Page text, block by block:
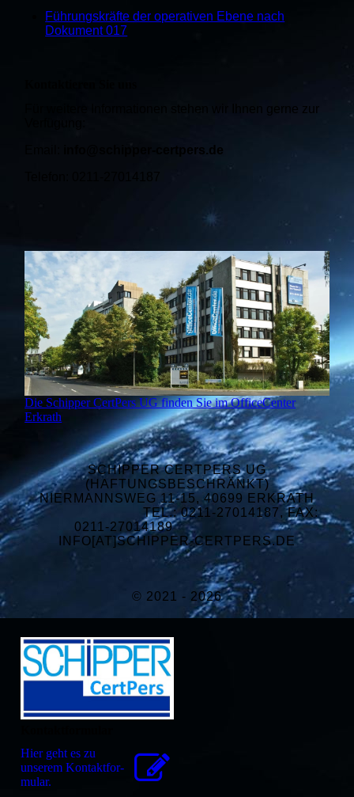
Führungskräfte der operativen Ebene nach
Dokument 017
Für weitere Informationen stehen wir Ihnen gerne zur
info@schipper-certpers.de
Die Schipper CertPers UG finden Sie im OfficeCenter
Erkrath
SCHIPPER CERTPERS UG
(HAFTUNGSBESCHRÄNKT)
NIERMANNSWEG 11-15, 40699 ERKRATH
TEL.: 0211-27014187, FAX:
0211-27014189
INFO[AT]SCHIPPER-CERTPERS.DE
© 2021 - 2026
Hier geht es zu
unserem Kon­takt­for­
mu­lar.